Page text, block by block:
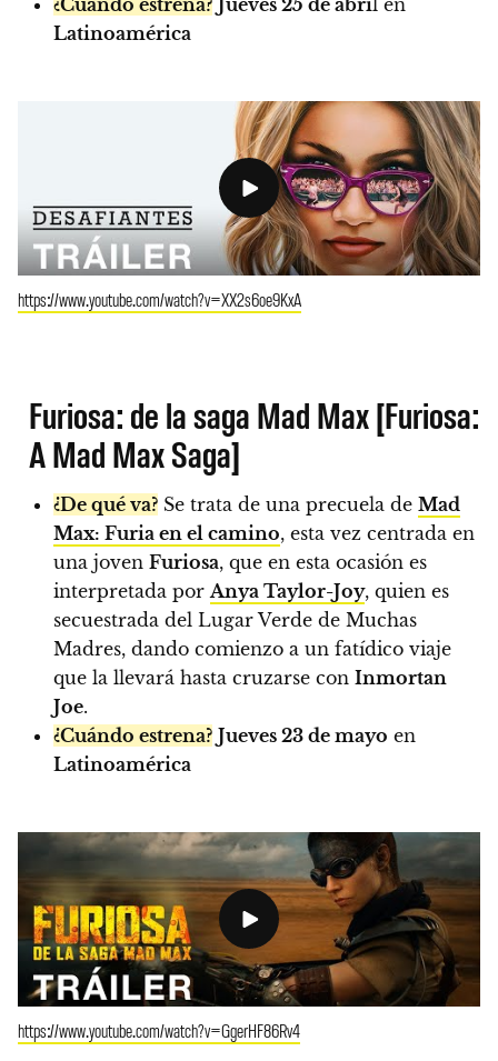
Latinoamérica
https://www.youtube.com/watch?v=XX2s6oe9KxA
Furiosa: de la saga Mad Max [Furiosa:
A Mad Max Saga]
¿De qué va? Se trata de una precuela de Mad
Max: Furia en el camino, esta vez centrada en
una joven Furiosa, que en esta ocasión es
interpretada por Anya Taylor-Joy, quien es
secuestrada del Lugar Verde de Muchas
Madres, dando comienzo a un fatídico viaje
que la llevará hasta cruzarse con Inmortan
Joe.
¿Cuándo estrena? Jueves 23 de mayo en
Latinoamérica
https://www.youtube.com/watch?v=GgerHF86Rv4